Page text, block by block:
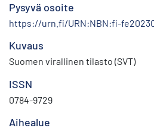
Pysyvä osoite
https://urn.fi/URN:NBN:fi-
Kuvaus
Suomen virallinen tilasto (SVT)
ISSN
0784-9729
Aihealue